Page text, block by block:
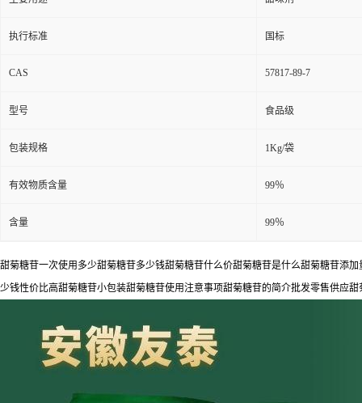
执行标准 国标
CAS 57817-89-7
型号 食品级
包装规格 1Kg/袋
有效物质含量 99％
含量 99％
甜菊糖苷一次使用多少甜菊糖苷多少钱甜菊糖苷什么价甜菊糖苷是什么甜菊糖苷添
少钱性价比高甜菊糖苷小包装甜菊糖苷使用注意事项甜菊糖苷的简介批发零售供应